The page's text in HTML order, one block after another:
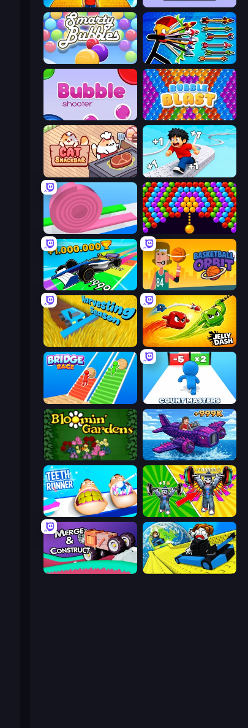
Obby: +1 Jump per Click
Smarty Bubbles Archer Ragdoll Masters
Bubble Shooter Bubble Blast
Cat Snack Bar Speed per Click: Obby
Layers Roll Bubble Story
Obby Car Challenge: Drive Basketball Orbit
Harvesting Season Jelly Dash
Bridge Race
Blooming Gardens Obby Plane Power Challenge: Fly
Teeth Runner Obby: Gym Simulator, Escape
Merge & Construct Cart Ride Danger Mount